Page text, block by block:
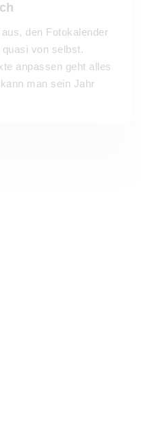
den Fotokalender
von selbst.
anpassen geht alles
man sein Jahr